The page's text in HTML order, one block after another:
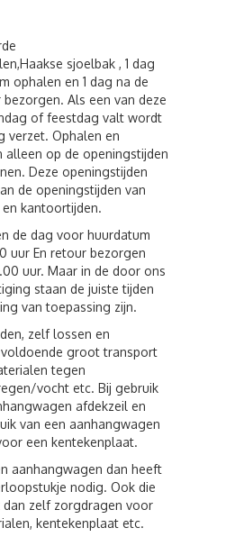
sjoelbak , 1 dag
ophalen en 1 dag na de
Als een van deze
of feestdag valt wordt
verzet. Ophalen en
alleen op de openingstijden
Deze openingstijden
de openingstijden van
kantoortijden.
de dag voor huurdatum
uur En retour bezorgen
uur. Maar in de door ons
staan de juiste tijden
van toepassing zijn.
zelf lossen en
groot transport
tegen
vocht etc. Bij gebruik
afdekzeil en
van een aanhangwagen
een kentekenplaat.
aanhangwagen dan heeft
nodig. Ook die
dan zelf zorgdragen voor
kentekenplaat etc.